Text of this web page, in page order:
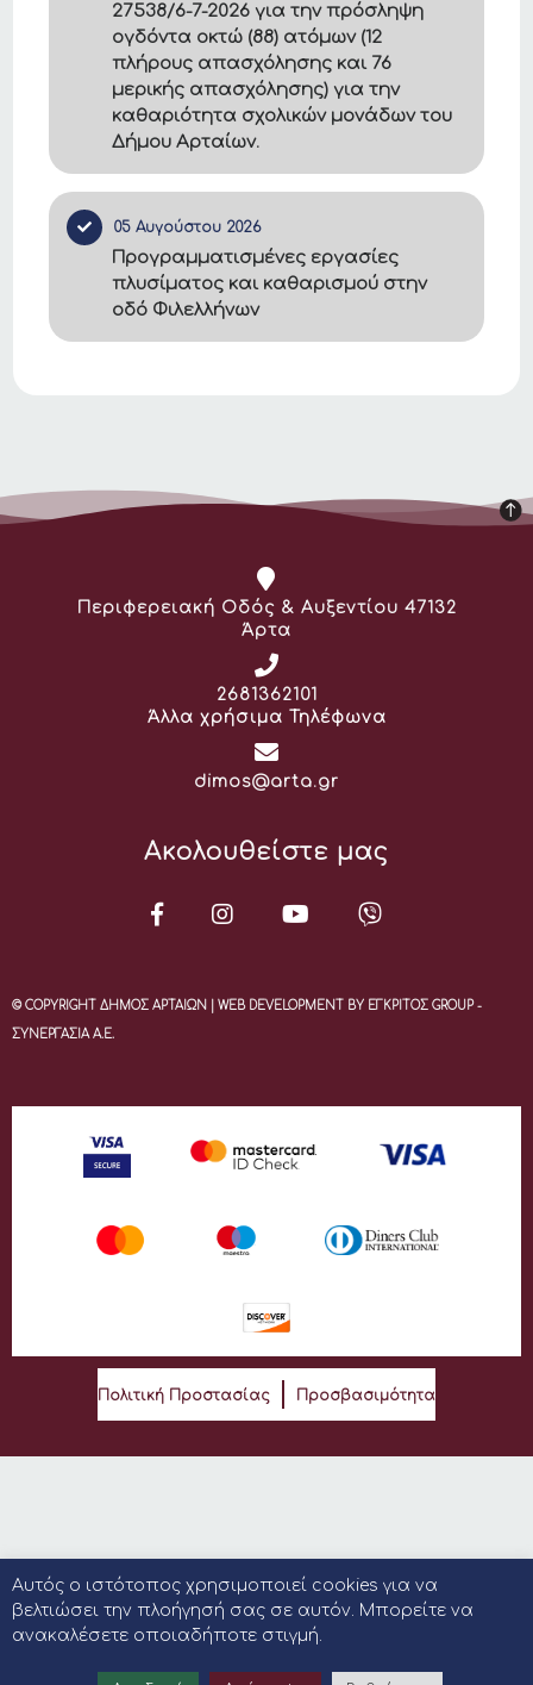
27538/6-7-2026 για την πρόσληψη
ογδόντα οκτώ (88) ατόμων (12
πλήρους απασχόλησης και 76
μερικής απασχόλησης) για την
καθαριότητα σχολικών μονάδων του
Δήμου Αρταίων.
05 Αυγούστου 2026
Προγραμματισμένες εργασίες
πλυσίματος και καθαρισμού στην
οδό Φιλελλήνων
Διεύθυνση:
Περιφερειακή Οδός & Αυξεντίου 47132
Άρτα
Τηλέφωνο:
2681362101
Άλλα χρήσιμα Τηλέφωνα
Email:
dimos@arta.gr
Ακολουθείστε μας
© COPYRIGHT ΔΗΜΟΣ ΑΡΤΑΙΩΝ | WEB DEVELOPMENT BY ΕΓΚΡΙΤΟΣ GROUP -
ΣΥΝΕΡΓΑΣΙΑ Α.Ε.
Πολιτική Προστασίας Προσβασιμότητα
Αυτός ο ιστότοπος χρησιμοποιεί cookies για να
βελτιώσει την πλοήγησή σας σε αυτόν. Μπορείτε να
ανακαλέσετε οποιαδήποτε στιγμή.